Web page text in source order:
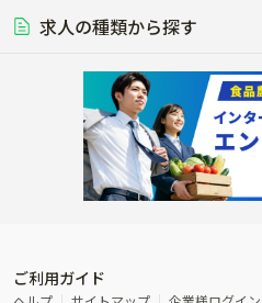
る養豚場
レースで活躍する馬の手入れや子馬
稲作
ビニールハウスで観賞用植物の栽
農業資材･肥料
農場設備・肥料・飼料の生産・流
農業用の機械・機材の開発・販
製造･加工･販売
その他業種
木材の植林・伐採・加工、または
研究･開発
その他職種
50代採用実績あり
内定まで最短1週間
食事補助あり
経験者優遇
単身寮あり
寮･社宅相談可
求人の種類から探す
転職おまかせ求人
ご利用ガイド